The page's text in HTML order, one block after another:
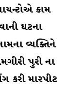
કામ
ઘટના
વ્યક્તિને
પુરી ના
કરી મારપીટ